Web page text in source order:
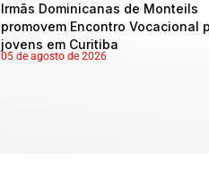
Irmãs Dominicanas de Monteils
promovem Encontro Vocacional
jovens em Curitiba
05 de agosto de 2026